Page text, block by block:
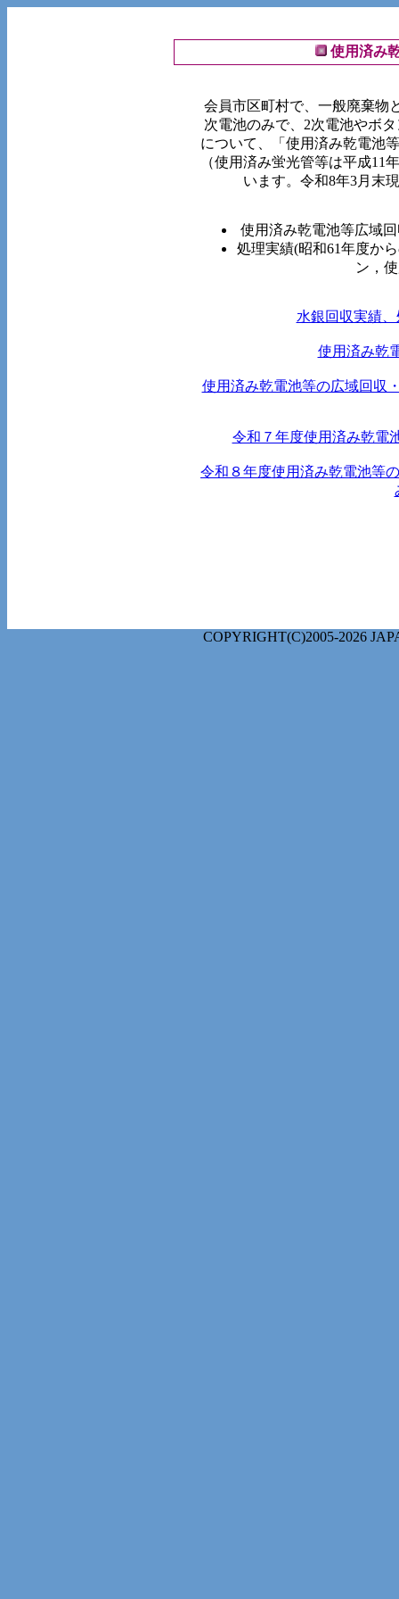
使用済み
会員市区町村で、一般廃棄物
次電池のみで、2次電池やボ
について、「使用済み乾電池
（使用済み蛍光管等は平成11
います。令和8年3月末
使用済み乾電池等広域
処理実績(昭和61年度か
ン，
水銀回収実績
使用済み乾
使用済み乾電池等の広域回収
令和７年度使用済み乾電
令和８年度使用済み乾電池等
COPYRIGHT(C)2005-2026